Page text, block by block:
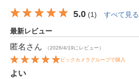
5.0 (1) すべて見る
最新レビュー
匿名 さん （2026/4/19にレビュー）
ビックカメラグループで購入
よい